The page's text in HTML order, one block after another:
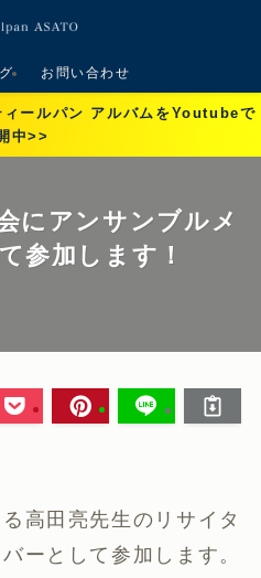
お問い合わせ
ィールパン アルバムをYoutubeで
中>>
にアンサンブルメ
参加します！
高田亮先生のリサイタ
ーとして参加します。